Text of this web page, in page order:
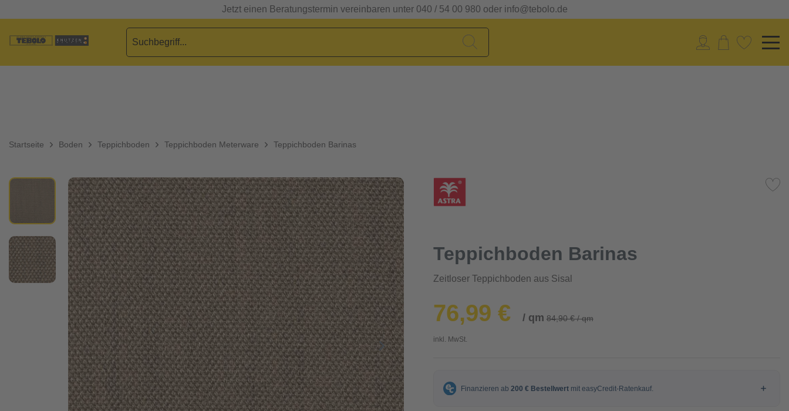
Jetzt einen Beratungstermin vereinbaren unter 040 / 54 00 980 oder info@tebolo.de
Startseite Boden Teppichboden Teppichboden Meterware Teppichboden Barinas
Teppichboden Barinas
Zeitloser Teppichboden aus Sisal
76,99 € / qm 84,90 € / qm
inkl. MwSt.